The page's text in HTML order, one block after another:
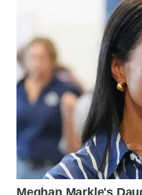
WN
CIREBON
WN
INDRAMAYU
KUNINGAN